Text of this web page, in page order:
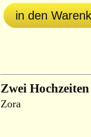
in den
Zwei
Zora